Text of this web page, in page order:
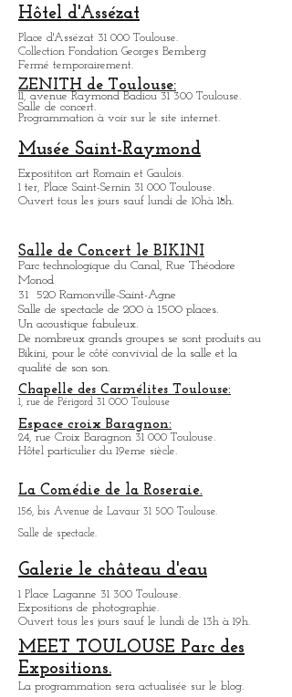
fermé temporairement.
Casino Barrière:
18, chemin de la Loge 31 400 Toulouse.
Jeux, spectacles, bars et restaurants.
De 9h à 4h00 tous les jours.
Infos: casinosbarriere.com
Hôtel d'Assézat
Place d'Assézat 31 000 Toulouse.
Collection Fondation Georges Bemberg
Fermé temporairement.
ZENITH de Toulouse:
11, avenue Raymond Badiou 31 300 Toulouse.
Musée Saint-Raymond
Expositit
1 ter, Place Saint-Sernin 31 000 Toulouse.
Ouvert tous les jours sauf lundi de 10hà 18h.
Salle de Concert le BIKINI
Parc technologique du Canal, Rue Théodore
Monod
31 520 Ramonville-Saint-Agne
Salle de spectacle de 200 à 1500 places.
Un acoustique fabuleux.
De nombreux grands groupes se sont produits au
qualité de son son.
Chapelle des Carmélites Toulouse:
1, rue de Périgord 31 000 Toulouse
Espace croix Baragnon:
Hôtel particulier du 19eme siècle.
La Comédie de la Roseraie.
156, bis Avenue de Lavaur 31 500 Toulouse.
Salle de spectacle.
Galerie le château d'eau